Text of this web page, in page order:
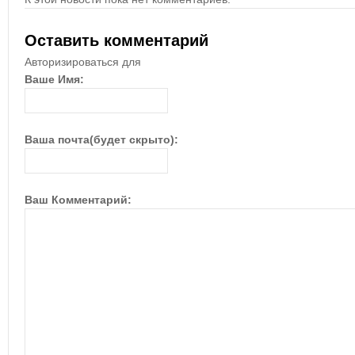
Оставить комментарий
Авторизироваться для
Ваше Имя:
Ваша почта(будет скрыто):
Ваш Комментарий: